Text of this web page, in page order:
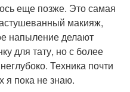
еще позже. Это самая
макияж,
напыление делают
для тату, но с более
Техника почти
я пока не знаю.